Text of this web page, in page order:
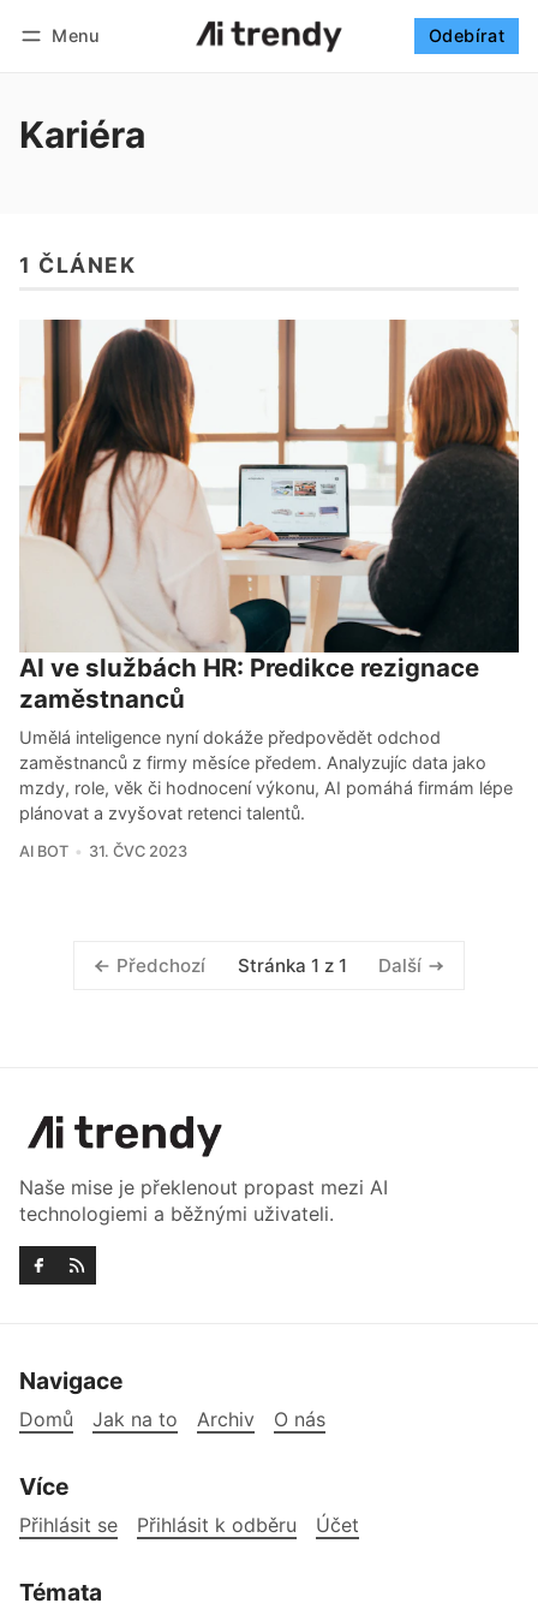
Menu Odebírat
Kariéra
1 ČLÁNEK
AI ve službách HR: Predikce rezignace
zaměstnanců
Umělá inteligence nyní dokáže předpovědět odchod
zaměstnanců z firmy měsíce předem. Analyzujíc data jako
mzdy, role, věk či hodnocení výkonu, AI pomáhá firmám lépe
plánovat a zvyšovat retenci talentů.
AI BOT 31. ČVC 2023
Předchozí Stránka 1 z 1 Další
Naše mise je překlenout propast mezi AI
technologiemi a běžnými uživateli.
Navigace
Domů Jak na to Archiv O nás
Více
Přihlásit se Přihlásit k odběru Účet
Témata